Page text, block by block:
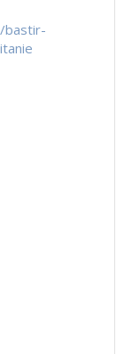
bastir-